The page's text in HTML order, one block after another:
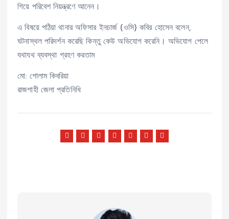
গিয়ে পরিবেশ নিয়ন্ত্রণে আনেন।
এ বিষয়ে পঠিয়া থানার অফিসার ইনচার্জ (ওসি) কবির হোসেন বলেন,
ঘটনাস্থল পরিদর্শন করেছি কিন্তু কেউ অভিযোগ করেনি। অভিযোগ পেলে
যথাযথ ব্যবস্থা গ্রহণ করতাম
মো: গোলাম কিবরিয়া
রাজশাহী জেলা প্রতিনিধি